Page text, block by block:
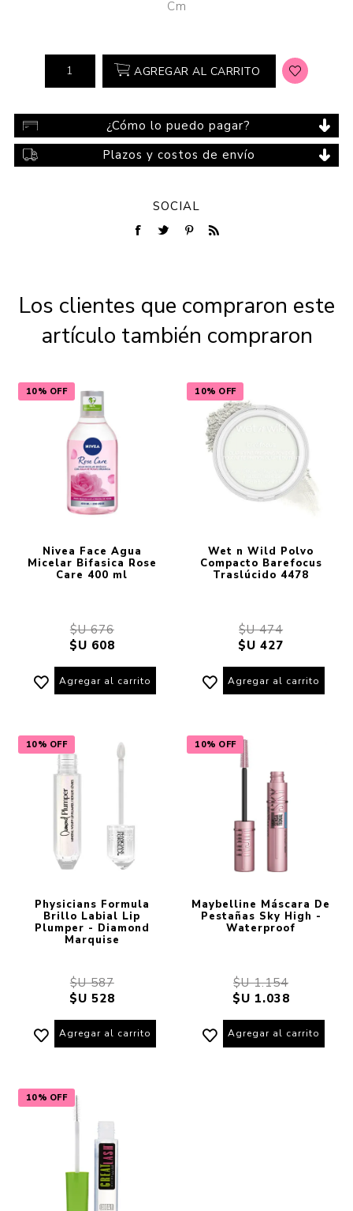
Cm
AGREGAR AL CARRITO
¿Cómo lo puedo pagar?
Plazos y costos de envío
SOCIAL
Los clientes que compraron este
artículo también compraron
10% OFF
Nivea Face Agua
Micelar Bifasica Rose
Care 400 ml
$U 676
$U 608
Agregar al carrito
10% OFF
Wet n Wild Polvo
Compacto Barefocus
Traslúcido 4478
$U 474
$U 427
Agregar al carrito
10% OFF
Physicians Formula
Brillo Labial Lip
Plumper - Diamond
Marquise
$U 587
$U 528
Agregar al carrito
10% OFF
Maybelline Máscara De
Pestañas Sky High -
Waterproof
$U 1.154
$U 1.038
Agregar al carrito
10% OFF